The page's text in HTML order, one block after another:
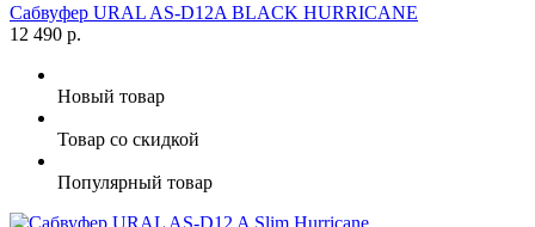
Сабвуфер URAL AS-D12A BLACK HURRICANE
12 490 р.
Новый товар
Товар со скидкой
Популярный товар